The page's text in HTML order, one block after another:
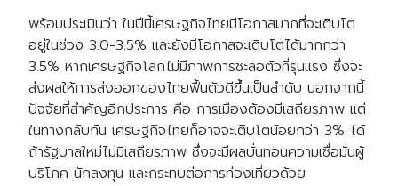
พร้อมประเมินว่า ในปีนี้เศรษฐกิจไทยมีโอกาสมากที่จะเติบโต
อยู่ในช่วง 3.0-3.5% และยังมีโอกาสจะเติบโตได้มากกว่า
3.5% หากเศรษฐกิจโลกไม่มีภาพการชะลอตัวที่รุนแรง ซึ่งจะ
ส่งผลให้การส่งออกของไทยฟื้นตัวดีขึ้นเป็นลำดับ นอกจากนี้
ปัจจัยที่สำคัญอีกประการ คือ การเมืองต้องมีเสถียรภาพ แต่
ในทางกลับกัน เศรษฐกิจไทยก็อาจจะเติบโตน้อยกว่า 3% ได้
ถ้ารัฐบาลใหม่ไม่มีเสถียรภาพ ซึ่งจะมีผลบั่นทอนความเชื่อมั่นผู้
บริโภค นักลงทุน และกระทบต่อการท่องเที่ยวด้วย